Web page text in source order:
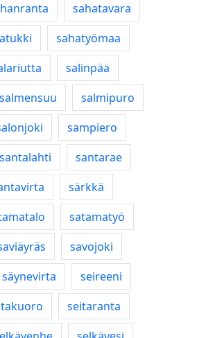
sahatavara
sahatyömaa
salinpää
salmensuu
salmipuro
sampiero
santalahti
santarae
särkkä
satamatyö
savojoki
säynevirta
seireeni
seitaranta